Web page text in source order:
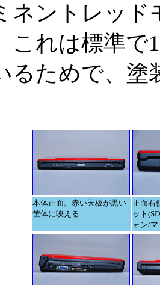
ネントレッド
これは標準で
るためで、塗
本体正面。赤い天板が黒い
筐体に映える
正面右
ット
ォン/